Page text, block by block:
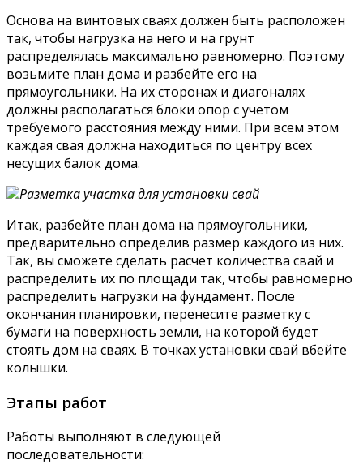
Основа на винтовых сваях должен быть расположен
так, чтобы нагрузка на него и на грунт
распределялась максимально равномерно. Поэтому
возьмите план дома и разбейте его на
прямоугольники. На их сторонах и диагоналях
должны располагаться блоки опор с учетом
требуемого расстояния между ними. При всем этом
каждая свая должна находиться по центру всех
несущих балок дома.
Разметка участка для установки свай
Итак, разбейте план дома на прямоугольники,
предварительно определив размер каждого из них.
Так, вы сможете сделать расчет количества свай и
распределить их по площади так, чтобы равномерно
распределить нагрузки на фундамент. После
окончания планировки, перенесите разметку с
бумаги на поверхность земли, на которой будет
стоять дом на сваях. В точках установки свай вбейте
колышки.
Этапы работ
Работы выполняют в следующей
последовательности: